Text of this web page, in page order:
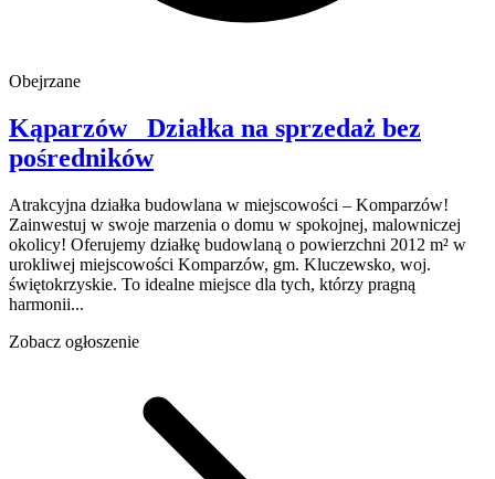
Obejrzane
Kąparzów Działka na sprzedaż bez
pośredników
Atrakcyjna działka budowlana w miejscowości – Komparzów!
Zainwestuj w swoje marzenia o domu w spokojnej, malowniczej
okolicy! Oferujemy działkę budowlaną o powierzchni 2012 m² w
urokliwej miejscowości Komparzów, gm. Kluczewsko, woj.
świętokrzyskie. To idealne miejsce dla tych, którzy pragną
harmonii...
Zobacz ogłoszenie